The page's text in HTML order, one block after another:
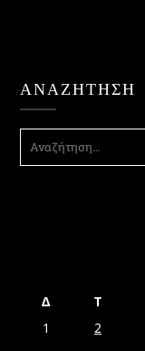
ΑΝΑΖΉΤΗΣΗ
ΑΝΑΖΉΤΗΣΗ
ΓΙΑ:
Δ Τ
1
2